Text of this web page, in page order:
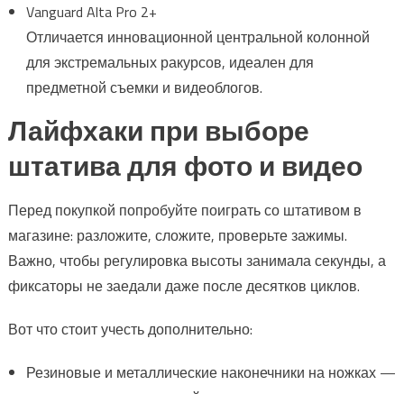
Vanguard Alta Pro 2+
Отличается инновационной центральной колонной
для экстремальных ракурсов, идеален для
предметной съемки и видеоблогов.
Лайфхаки при выборе
штатива для фото и видео
Перед покупкой попробуйте поиграть со штативом в
магазине: разложите, сложите, проверьте зажимы.
Важно, чтобы регулировка высоты занимала секунды, а
фиксаторы не заедали даже после десятков циклов.
Вот что стоит учесть дополнительно:
Резиновые и металлические наконечники на ножках —